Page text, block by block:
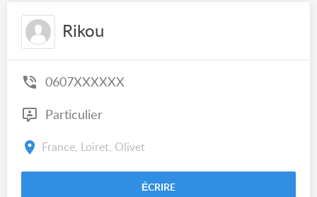
Rikou
0607XXXXXX
Particulier
France, Loiret, Olivet
ÉCRIRE